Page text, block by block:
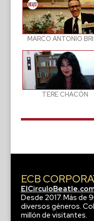
MARCO ANTONIO
TERE CHACÓN
ECB
Desde 2017. Más de
diversos géneros.
millón de visitantes.